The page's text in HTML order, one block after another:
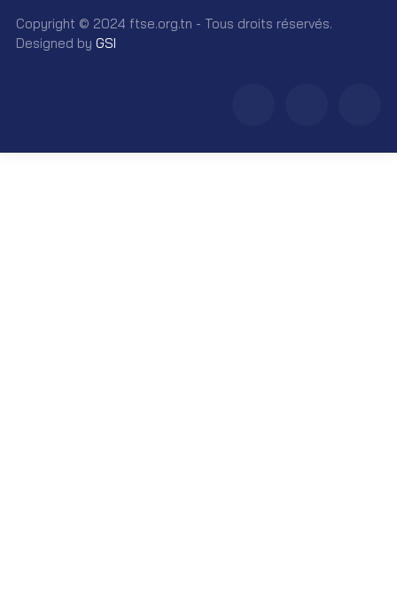
Copyright © 2024 ftse.org.tn - Tous droits réservés.
Designed by GSI